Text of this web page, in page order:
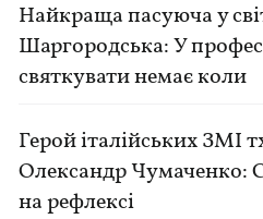
Найкраща пасуюча у
Шаргородська: У
святкувати немає коли
Герой італійських ЗМІ
Олександр Чумаченко:
на рефлексі